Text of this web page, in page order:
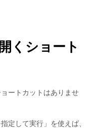
くショート
ートカットはありませ
定して実行」を使えば、